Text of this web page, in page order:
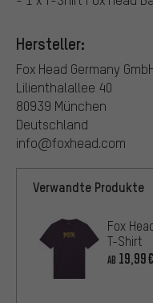
Hersteller:
Fox Head Germany
Lilienthalallee 40
80939 München
Deutschland
info@foxhead.com
Verwandte Produkte
Fox
T-Shirt
AB 19,99€